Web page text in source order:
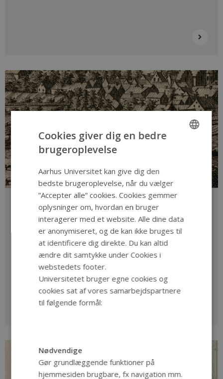
Købstadslandbruget
Besøg den landsdækkende database over det
købstadslandbrug, der fra middelalderen til 1900-tallet
blev drevet fra mange byers egne marker.
Cookies giver dig en bedre
brugeroplevelse
Aarhus Universitet kan give dig den
bedste brugeroplevelse, når du vælger
”Accepter alle” cookies. Cookies gemmer
oplysninger om, hvordan en bruger
interagerer med et website. Alle dine data
er anonymiseret, og de kan ikke bruges til
at identificere dig direkte. Du kan altid
ændre dit samtykke under Cookies i
webstedets footer.
Universitetet bruger egne cookies og
cookies sat af vores samarbejdspartnere
til følgende formål:
Nødvendige
Gør grundlæggende funktioner på
hjemmesiden brugbare, fx navigation mm.